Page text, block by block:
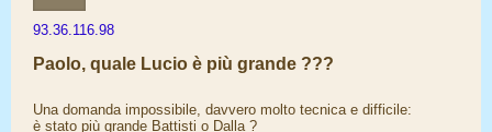
93.36.116.98
Paolo, quale Lucio è più grande ???
Una domanda impossibile, davvero molto tecnica e difficile:
è stato più grande Battisti o Dalla ?